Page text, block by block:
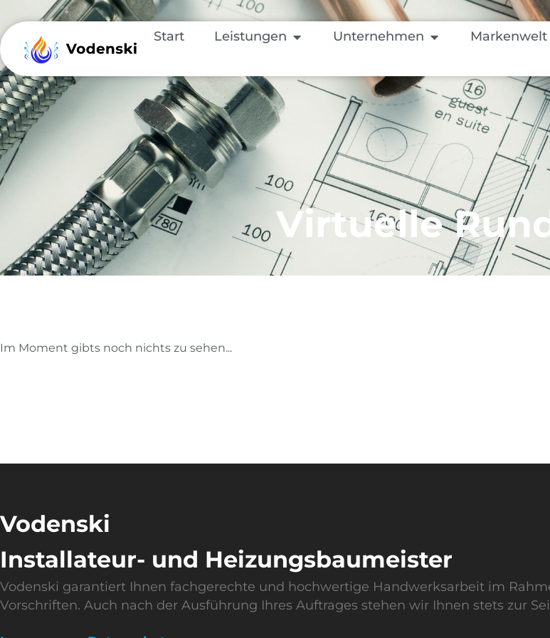
Start Leistungen Unternehmen Markenwelt
Virtuelle
Im Moment gibts noch nichts zu sehen...
Vodenski
Installateur- und Heizungsbaumeister
Vodenski garantiert Ihnen fachgerechte und hochwertige Handwerksarbeit im
Vorschriften. Auch nach der Ausführung Ihres Auftrages stehen wir Ihnen stets zur